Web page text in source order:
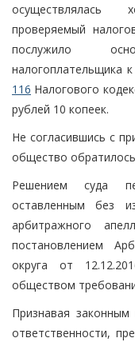
осуществлялась
проверяемый
послужило
налогоплательщика
116 Налогового
рублей 10 копеек.
Не согласившись с
общество
Решением суда
оставленным без
арбитражного
постановлением
округа от
обществом
Признавая
ответственности,